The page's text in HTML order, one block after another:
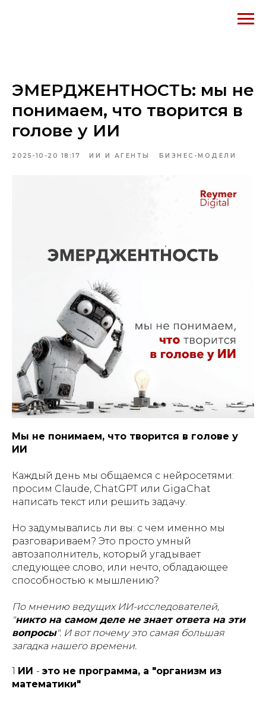
ЭМЕРДЖЕНТНОСТЬ: мы не
понимаем, что творится в
голове у ИИ
2025-10-20 18:17 ИИ И АГЕНТЫ БИЗНЕС-МОДЕЛИ
Мы не понимаем, что творится в голове у
ИИ
Каждый день мы общаемся с нейросетями:
просим Claude, ChatGPT или GigaChat
написать текст или решить задачу.
Но задумывались ли вы: с чем именно мы
разговариваем? Это просто умный
автозаполнитель, который угадывает
следующее слово, или нечто, обладающее
способностью к мышлению?
По мнению ведущих ИИ-исследователей,
"никто на самом деле не знает ответа на эти
вопросы". И вот почему это самая большая
загадка нашего времени.
1️ ИИ - это не программа, а "организм из
математики"